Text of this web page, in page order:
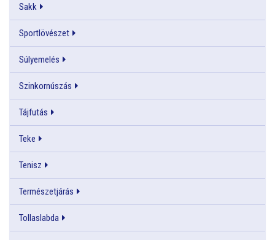
Sakk
Sportlövészet
Súlyemelés
Szinkornúszás
Tájfutás
Teke
Tenisz
Természetjárás
Tollaslabda